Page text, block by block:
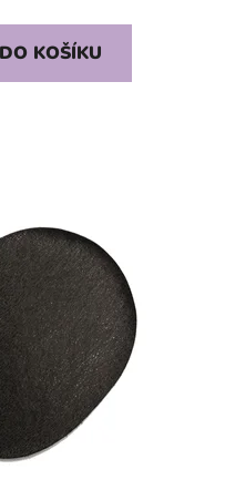
DO KOŠÍKU